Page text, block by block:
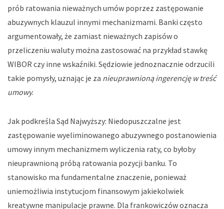
prób ratowania nieważnych umów poprzez zastępowanie
abuzywnych klauzul innymi mechanizmami. Banki często
argumentowały, że zamiast nieważnych zapisów o
przeliczeniu waluty można zastosować na przykład stawkę
WIBOR czy inne wskaźniki. Sędziowie jednoznacznie odrzucili
takie pomysły, uznając je za nieuprawnioną ingerencję w treść
umowy.
Jak podkreśla Sąd Najwyższy: Niedopuszczalne jest
zastępowanie wyeliminowanego abuzywnego postanowienia
umowy innym mechanizmem wyliczenia raty, co byłoby
nieuprawnioną próbą ratowania pozycji banku. To
stanowisko ma fundamentalne znaczenie, ponieważ
uniemożliwia instytucjom finansowym jakiekolwiek
kreatywne manipulacje prawne. Dla frankowiczów oznacza